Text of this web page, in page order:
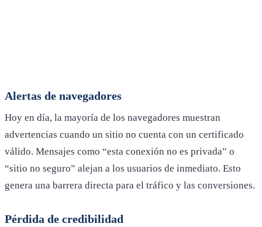
Alertas de navegadores
Hoy en día, la mayoría de los navegadores muestran
advertencias cuando un sitio no cuenta con un certificado
válido. Mensajes como “esta conexión no es privada” o
“sitio no seguro” alejan a los usuarios de inmediato. Esto
genera una barrera directa para el tráfico y las conversiones.
Pérdida de credibilidad